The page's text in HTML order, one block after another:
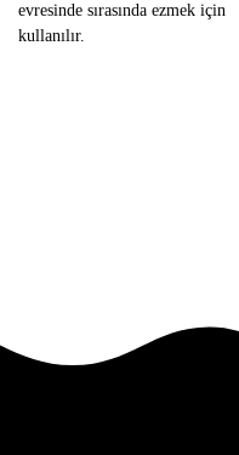
evresinde sırasında ezmek için
kullanılır.